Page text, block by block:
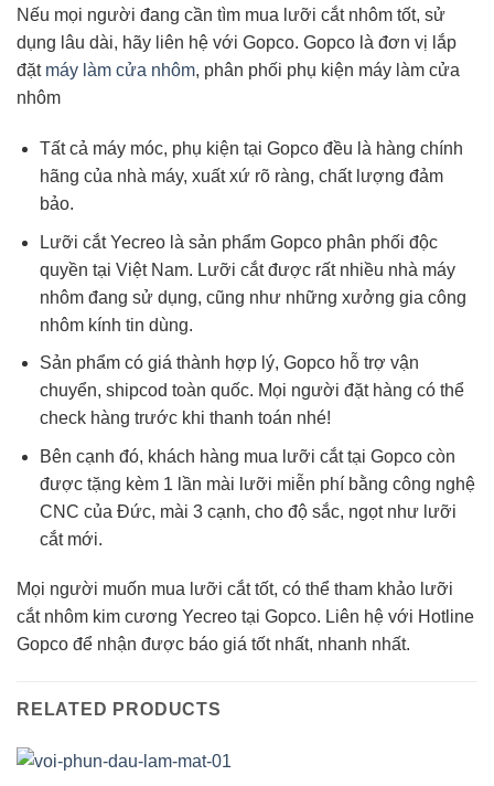
Nếu mọi người đang cần tìm mua lưỡi cắt nhôm tốt, sử
dụng lâu dài, hãy liên hệ với Gopco. Gopco là đơn vị lắp
đặt máy làm cửa nhôm, phân phối phụ kiện máy làm cửa
nhôm
Tất cả máy móc, phụ kiện tại Gopco đều là hàng chính
hãng của nhà máy, xuất xứ rõ ràng, chất lượng đảm
bảo.
Lưỡi cắt Yecreo là sản phẩm Gopco phân phối độc
quyền tại Việt Nam. Lưỡi cắt được rất nhiều nhà máy
nhôm đang sử dụng, cũng như những xưởng gia công
nhôm kính tin dùng.
Sản phẩm có giá thành hợp lý, Gopco hỗ trợ vận
chuyển, shipcod toàn quốc. Mọi người đặt hàng có thể
check hàng trước khi thanh toán nhé!
Bên cạnh đó, khách hàng mua lưỡi cắt tại Gopco còn
được tặng kèm 1 lần mài lưỡi miễn phí bằng công nghệ
CNC của Đức, mài 3 cạnh, cho độ sắc, ngọt như lưỡi
cắt mới.
Mọi người muốn mua lưỡi cắt tốt, có thể tham khảo lưỡi
cắt nhôm kim cương Yecreo tại Gopco. Liên hệ với Hotline
Gopco để nhận được báo giá tốt nhất, nhanh nhất.
RELATED PRODUCTS